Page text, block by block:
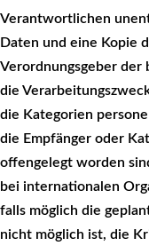
Verantwortlichen
Daten und eine Kopie
Verordnungsgeber der
die
die Kategorien
die Empfänger oder
offengelegt worden
bei internationalen
falls möglich die
nicht möglich ist, die